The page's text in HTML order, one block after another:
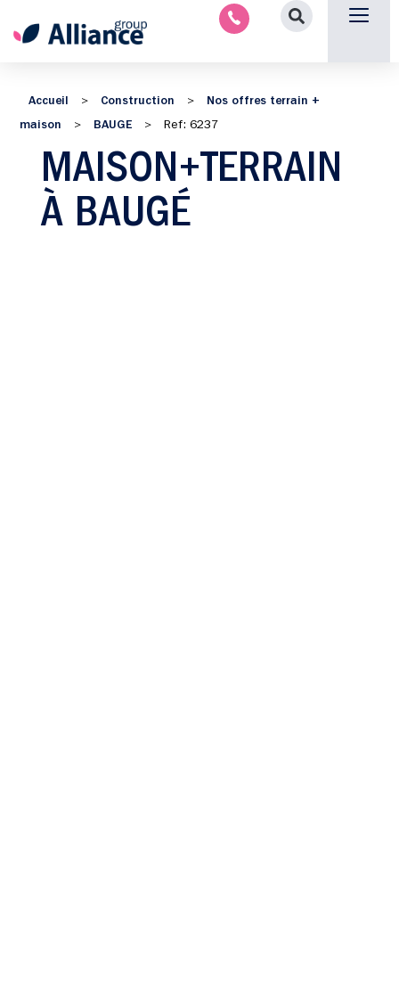
Accueil > Construction >
Nos offres terrain +
maison
> BAUGE > Ref: 6237
MAISON+TERRAIN
À BAUGÉ